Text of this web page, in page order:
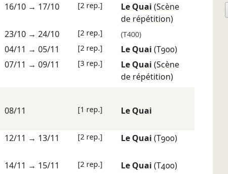
16/10→ 17/10 [2 rep.] Le Quai (Scène
de répétition)
23/10→ 24/10 [2 rep.] (T400)
04/11 → 05/11 [2 rep.] Le Quai (T900)
07/11 → 09/11 [3 rep.] Le Quai (Scène
de répétition)
08/11 [1 rep.] Le Quai
12/11 → 13/11 [2 rep.] Le Quai (T900)
14/11 → 15/11 [2 rep.] Le Quai (T400)